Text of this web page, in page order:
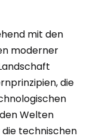
mit den
moderner
die
Welten
technischen